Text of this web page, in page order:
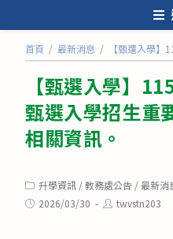
首頁 / 最新消息 / 【甄選入學
【甄選入學】
甄選入學招生重
相關資訊。
Post
category:
升學資訊 /教務處公告 /最新消
Post2026/03/30
Posttwvstn203